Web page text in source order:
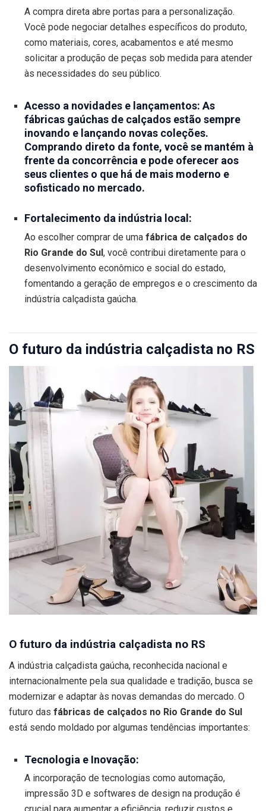
A compra direta abre portas para a personalização.
Você pode negociar detalhes específicos do produto,
como materiais, cores, acabamentos e até mesmo
solicitar a produção de peças sob medida para atender
às necessidades do seu público.
Acesso a novidades e lançamentos: As
fábricas gaúchas de calçados estão sempre
inovando e lançando novas coleções.
Comprando direto da fonte, você se mantém à
frente da concorrência e pode oferecer aos
seus clientes o que há de mais moderno e
sofisticado no mercado.
Fortalecimento da indústria local:
Ao escolher comprar de uma fábrica de calçados do
Rio Grande do Sul, você contribui diretamente para o
desenvolvimento econômico e social do estado,
fomentando a geração de empregos e o crescimento da
indústria calçadista gaúcha.
O futuro da indústria calçadista no RS
O futuro da indústria calçadista no RS
A indústria calçadista gaúcha, reconhecida nacional e
internacionalmente pela sua qualidade e tradição, busca se
modernizar e adaptar às novas demandas do mercado. O
futuro das fábricas de calçados no Rio Grande do Sul
está sendo moldado por algumas tendências importantes:
Tecnologia e Inovação:
A incorporação de tecnologias como automação,
impressão 3D e softwares de design na produção é